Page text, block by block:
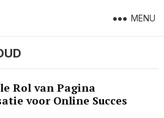
MENU
Rol van Pagina
voor Online Succes